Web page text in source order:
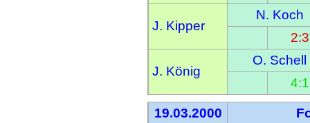
J. Kipper
N. Koch
2:3
J. König
O. Schell
4:1
19.03.2000